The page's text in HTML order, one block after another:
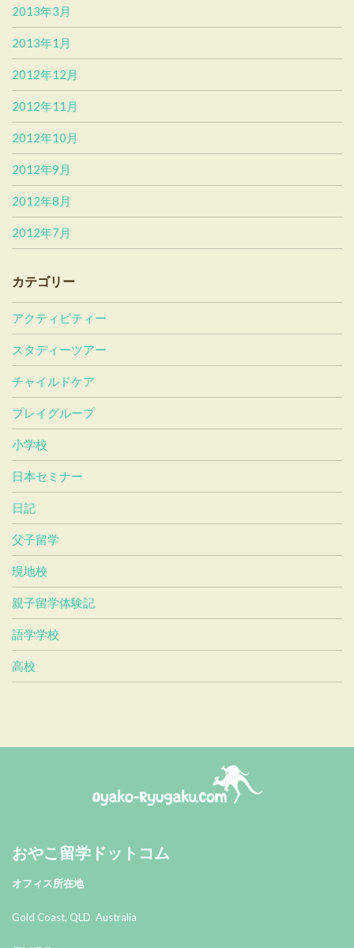
2013年3月
2013年1月
2012年12月
2012年11月
2012年10月
2012年9月
2012年8月
2012年7月
カテゴリー
アクティビティー
スタディーツアー
チャイルドケア
プレイグループ
小学校
日本セミナー
日記
父子留学
現地校
親子留学体験記
語学学校
高校
おやこ留学ドットコム
オフィス所在地
Gold Coast, QLD Australia